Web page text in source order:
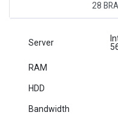
28